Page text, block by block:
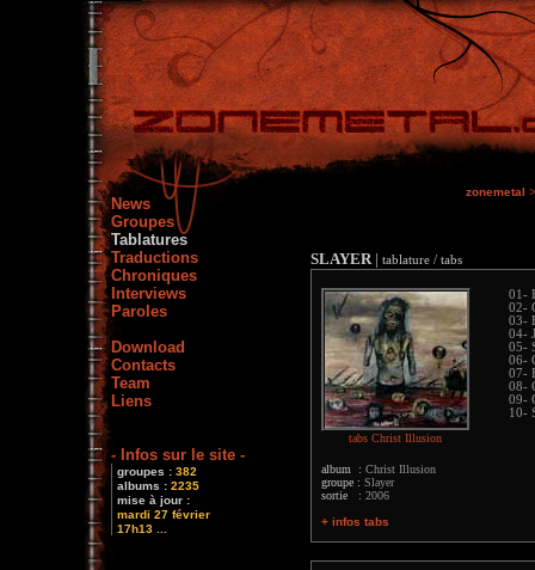
News
Groupes
Tablatures
Traductions
Chroniques
Interviews
Paroles
Download
Contacts
Team
Liens
- Infos sur le site -
groupes : 382
albums : 2235
mise à jour :
mardi 27 février
17h13 ...
zonemetal >
SLAYER| tablature / tabs
tabs Christ Illusion
album : Christ Illusion
groupe : Slayer
sortie : 2006
+ infos tabs
01-
02-
03-
04-
05-
06-
07-
08-
09-
10-